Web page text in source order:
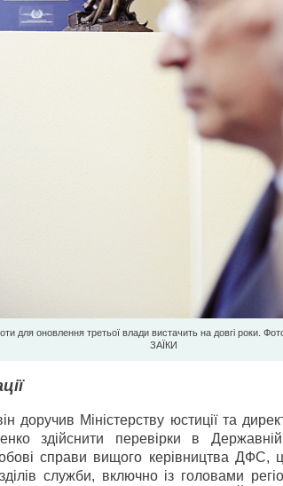
для оновлення третьої влади вистачить на довгі роки.
ЗАЇКИ
доручив Міністерству юстиції та
здійснити перевірки в
справи вищого керівництва ДФС,
служби, включно із головами